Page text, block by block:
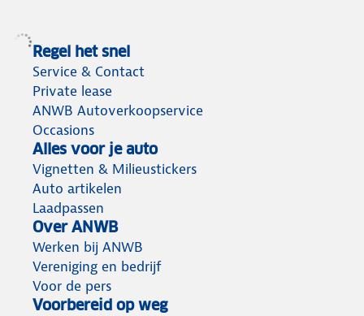
Regel het snel
Service & Contact
Private lease
ANWB Autoverkoopservice
Occasions
Alles voor je auto
Vignetten & Milieustickers
Auto artikelen
Laadpassen
Over ANWB
Werken bij ANWB
Vereniging en bedrijf
Voor de pers
Voorbereid op weg